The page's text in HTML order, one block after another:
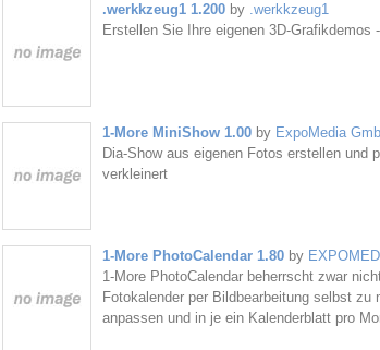
.werkkzeug1 1.200by .werkkzeug1
Erstellen Sie Ihre eigenen 3D-
1-More MiniShow 1.00by ExpoMedia
Dia-Show aus eigenen Fotos erstellen und
verkleinert
1-More PhotoCalendar 1.80by
1-More PhotoCalendar beherrscht zwar
Fotokalender per Bildbearbeitung selbst
anpassen und in je ein Kalenderblatt pro